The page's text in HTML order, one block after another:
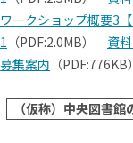
ワークショップ概要3【
1 （PDF:2.0MB） 資
募集案内 （PDF:776KB）
（仮称）中央図書